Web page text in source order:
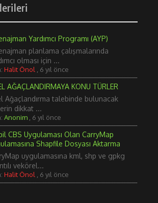
Yardımcı Programı (AYP)
planlama çalışmalarında
olması için ...
Halit Önol 6 yıl önce
AĞAÇLANDIRMAYA KONU TÜRLER
Ağaçlandırma talebinde bulunacak
dikkat ...
Anonim 6 yıl önce
CBS Uygulaması Olan CarryMap
Shapfile Dosyası Aktarma
uygulamasına kml, shp ve gpkg
vekörel...
Halit Önol 6 yıl önce